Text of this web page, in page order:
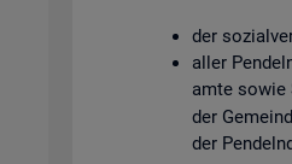
der
aller
am­te sowie
der
der